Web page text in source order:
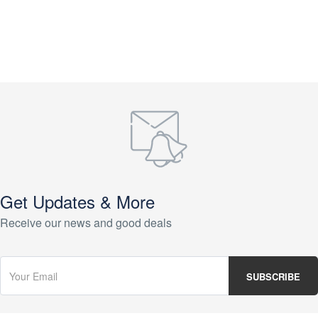
Get Updates & More
Receive our news and good deals